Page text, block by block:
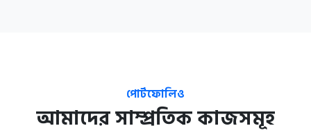
পোর্টফোলিও
আমাদের সাম্প্রতিক কাজসমূহ